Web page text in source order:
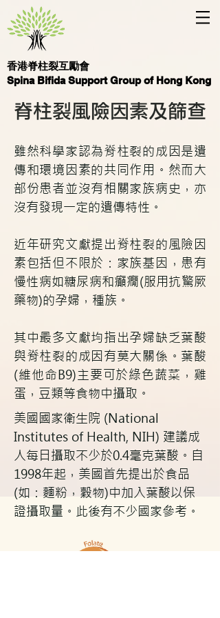
香港脊柱裂互勵會
Spina Bifida Support Group of Hong Kong
脊柱裂風險因素及篩查
雖然科學家認為脊柱裂的成因是遺
傳和環境因素的共同作用。然而大
部份患者並沒有相關家族病史，亦
沒有發現一定的遺傳特性。
近年研究文獻提出脊柱裂的風險因
素包括但不限於：家族基因，患有
慢性病如糖尿病和癲癇(服用抗驚厥
藥物)的孕婦，種族。
其中最多文獻均指出孕婦缺乏葉酸
與脊柱裂的成因有莫大關係。葉酸
(維他命B9)主要可於綠色蔬菜，雞
蛋，豆類等食物中攝取。
美國國家衛生院 (National
Institutes of Health, NIH) 建議成
人每日攝取不少於0.4毫克葉酸。自
1998年起，美國首先提出於食品
(如：麵粉，穀物)中加入葉酸以保
證攝取量。此後有不少國家參考。